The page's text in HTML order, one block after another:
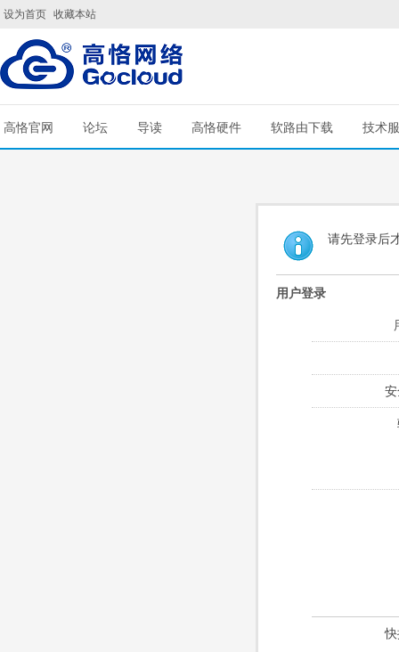
设为首页 收藏本站
高恪官网 论坛 导读 高恪硬件 软路由下载 技术
请先登录后
用户登录